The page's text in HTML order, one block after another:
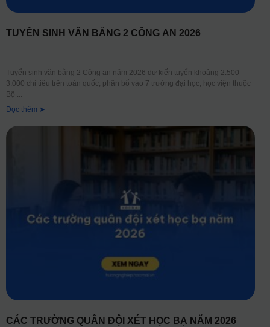
TUYỂN SINH VĂN BẰNG 2 CÔNG AN 2026
Tuyển sinh văn bằng 2 Công an năm 2026 dự kiến tuyển khoảng 2.500–
3.000 chỉ tiêu trên toàn quốc, phân bổ vào 7 trường đại học, học viện thuộc
Bộ
Đọc thêm ➤
CÁC TRƯỜNG QUÂN ĐỘI XÉT HỌC BẠ NĂM 2026